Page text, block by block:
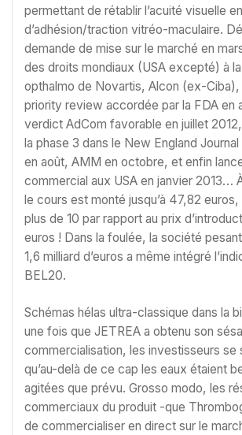
permettant de rétablir l’acuité visuelle
d’adhésion/traction vitréo-maculaire.
demande de mise sur le marché en
des droits mondiaux (USA excepté) à
opthalmo de Novartis, Alcon (ex-Ciba),
priority review accordée par la FDA en
verdict AdCom favorable en juillet
la phase 3 dans le New England
en août, AMM en octobre, et enfin
commercial aux USA en janvier 2013…
le cours est monté jusqu’à 47,82
plus de 10 par rapport au prix
euros ! Dans la foulée, la société
1,6 milliard d’euros a même intégré
BEL20.
Schémas hélas ultra-classique dans la
une fois que JETREA a obtenu son
commercialisation, les investisseurs se
qu’au-delà de ce cap les eaux étaient
agitées que prévu. Grosso modo, les
commerciaux du produit -que
de commercialiser en direct sur le